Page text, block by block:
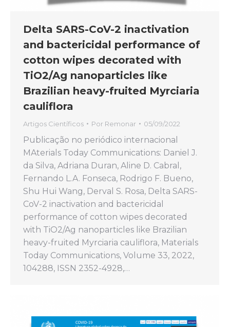
Delta SARS-CoV-2 inactivation
and bactericidal performance of
cotton wipes decorated with
TiO2/Ag nanoparticles like
Brazilian heavy-fruited Myrciaria
cauliflora
Artigos Científicos Por Remonar 05/09/2022
Publicação no periódico internacional
MAterials Today Communications: Daniel J.
da Silva, Adriana Duran, Aline D. Cabral,
Fernando L.A. Fonseca, Rodrigo F. Bueno,
Shu Hui Wang, Derval S. Rosa, Delta SARS-
CoV-2 inactivation and bactericidal
performance of cotton wipes decorated
with TiO2/Ag nanoparticles like Brazilian
heavy-fruited Myrciaria cauliflora, Materials
Today Communications, Volume 33, 2022,
104288, ISSN 2352-4928,…